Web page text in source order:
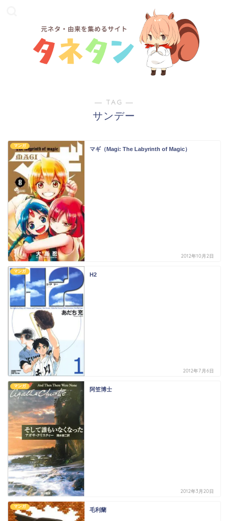
― TAG ―
サンデー
マンガ
マギ（Magi: The Labyrinth of Magic）
2012年10月2日
マンガ
H2
2012年7月6日
マンガ
阿笠博士
2012年3月20日
マンガ
毛利蘭